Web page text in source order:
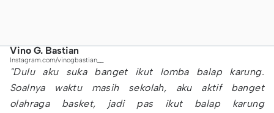
Vino G. Bastian
Instagram.com/vinogbastian__
"Dulu aku suka banget ikut lomba balap karung.
Soalnya waktu masih sekolah, aku aktif banget
olahraga basket, jadi pas ikut balap karung